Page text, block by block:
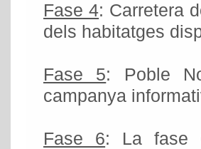
Fase 4: Carretera
dels habitatges
Fase 5: Poble
campanya
Fase 6: La fase